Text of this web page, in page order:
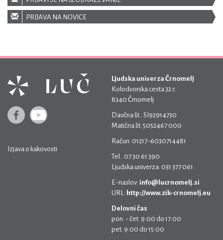
PRIJAVA NA NOVICE
Izjava o kakovosti
Ljudska univerza Črnomelj
Kolodvorska cesta 32 c
8340 Črnomelj
Davčna št.: SI92914730
Matična št: 5052467 000
Račun: 01217-6030714481
Tel.: 07 30 61 390
Ljudska univerza: 031 377 061
E-naslov: info@lucrnomelj.si
URL: http://www.zik-crnomelj.eu
Delovni čas
pon. - čet. 9:00 do 17:00
pet. 9:00 do 15:00